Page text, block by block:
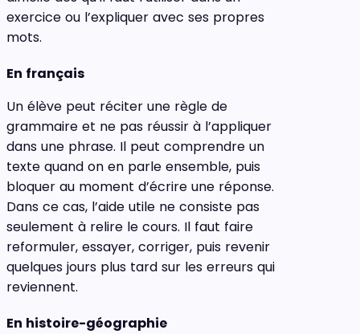
exercice ou l’expliquer avec ses propres
mots.
En français
Un élève peut réciter une règle de
grammaire et ne pas réussir à l’appliquer
dans une phrase. Il peut comprendre un
texte quand on en parle ensemble, puis
bloquer au moment d’écrire une réponse.
Dans ce cas, l’aide utile ne consiste pas
seulement à relire le cours. Il faut faire
reformuler, essayer, corriger, puis revenir
quelques jours plus tard sur les erreurs qui
reviennent.
En histoire-géographie